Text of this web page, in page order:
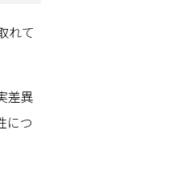
れて
差異
につ